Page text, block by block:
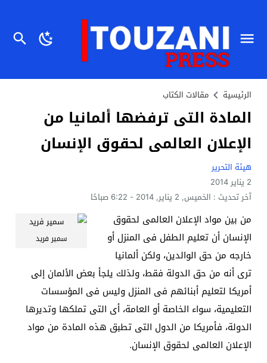
الرئيسية مقالات الكتاب
المادة التى ترفضها ألمانيا من
الإعلان العالمى لحقوق الإنسان
هيئة التحرير
2 يناير 2014
آخر تحديث : الخميس, 2 يناير, 2014 - 6:22 صباحًا
سمير فريد
من بين مواد الإعلان العالمى لحقوق
الإنسان أن تعليم الطفل فى المنزل أو
خارجه من حق الوالدين، ولكن ألمانيا
ترى أنه من حق الدولة فقط، ولذلك يلجأ بعض الألمان إلى
أمريكا لتعليم أبنائهم فى المنزل وليس فى المؤسسات
التعليمية، سواء الخاصة أو العامة، أى التى تملكها وتديرها
الدولة، فأمريكا من الدول التى تطبق هذه المادة من مواد
الإعلان العالمى لحقوق الإنسان.